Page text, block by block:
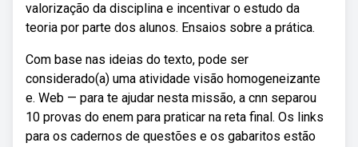
valorização da disciplina e incentivar o estudo da
teoria por parte dos alunos. Ensaios sobre a prática.
Com base nas ideias do texto, pode ser
considerado(a) uma atividade visão homogeneizante
e. Web — para te ajudar nesta missão, a cnn separou
10 provas do enem para praticar na reta final. Os links
para os cadernos de questões e os gabaritos estão